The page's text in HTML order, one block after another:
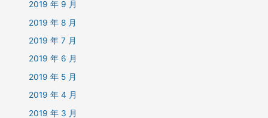
2019 年 9 月
2019 年 8 月
2019 年 7 月
2019 年 6 月
2019 年 5 月
2019 年 4 月
2019 年 3 月